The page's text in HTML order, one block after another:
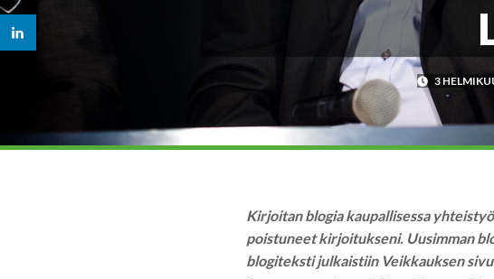
3
Kirjoitan blogia kaupallisessa
poistuneet kirjoitukseni. Uusimman
blogiteksti julkaistiin Veikkauksen